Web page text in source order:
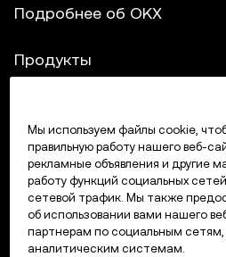
Подробнее об OKX
Продукты
Поддержка
Купить крипто
Крипто-калькулятор
Мы используем файлы cookie,
правильную работу нашего веб-
рекламные объявления и другие
работу функций социальных
сетевой трафик. Мы также
об использовании вами нашего
партнерам по социальным сетям,
аналитическим системам.